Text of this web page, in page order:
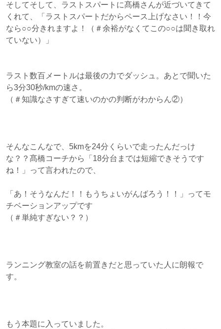
そしてそして、ラストスパートに髙橋さんが近づいてきて
くれて、「ラストスパートだからペース上げなさい！！今
なら○○分きれますよ！（＃余裕がなくてこの○○は聞き取れ
ていない）」
ラスト数百メートルは最後の力でダッシュ。あとで聞いた
ら3分30秒/kmの速さ。
（＃知識なさすぎて速いのかの判断がわからん②）
そんなこんなで、5kmを24分くらいで走ったんだっけ
な？？髙橋コーチから「18分台までは短縮できそうです
ね！」って言われたので、
「あ！そうなんだ！！もうちょいがんばろう！！」ってモ
チベーションアップです
（＃単純すぎない？？）
ランニング教室の話を前置きだと思っていた人に朗報で
す。
もう本題に入っていました。